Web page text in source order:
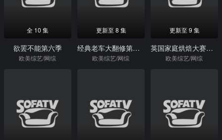
全 10 集
欲罢不能第六季
欧美综艺/网综
更新至 8 集
经典老车大翻修第一季
欧美综艺/网综
更新至 9 集
英国家庭烘焙大赛第十一季
欧美综艺/网综